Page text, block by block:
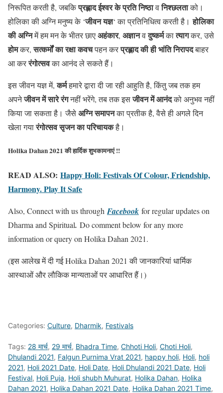
निरूपित करती है, जबकिप्रह्लादईश्वर के प्रति निष्ठावनिश्छलताको।
होलिका की अग्नि मनुष्य के ‘जीवन यज्ञ‘ का प्रतिनिधित्व करती है।होलिका
की अग्निमें हम मन के भीतर छाएअहंकार, अज्ञानवदुष्कर्मकात्यागकर, उसे
होमकर,सत्कर्मों का रक्षा कवचपहन करप्रह्लाद की ही भांति निरापदबाहर
आ कररंगोत्सवका आनंद ले सकते हैं।
इस जीवन यज्ञ में,कर्महमारे द्वारा दी जा रही आहुति है, किंतु जब तक हम
अपनेजीवन में सारे रंगनहीं भरेंगे, तब तक इसजीवन में आनंदको अनुभव नहीं
किया जा सकता है। जैसेअग्निसमापनका प्रतीक है, वैसे ही अगले दिन
खेला गयारंगोत्सवसृजन का परिचायकहै।
Holika Dahan 2021 की हार्दिक शुभकामनाएं !!
READ ALSO: Happy Holi: Festivals Of Colour, Friendship,
Harmony. Play It Safe
Also, Connect with us through Facebook for regular updates on
Dharma and Spiritual. Do comment below for any more
information or query on Holika Dahan 2021.
(इस आलेख में दी गई Holika Dahan 2021 की जानकारियां धार्मिक
आस्थाओं और लौकिक मान्यताओं पर आधारित हैं।)
Categories: Culture, Dharmik, Festivals
Tags: 28 मार्च, 29 मार्च, Bhadra Time, Chhoti Holi, Choti Holi,
Dhulandi 2021, Falgun Purnima Vrat 2021, happy holi, Holi, holi
2021, Holi 2021 Date, Holi Date, Holi Dhulandi 2021 Date, Holi
Festival, Holi Puja, Holi shubh Muhurat, Holika Dahan, Holika
Dahan 2021, Holika Dahan 2021 Date, Holika Dahan 2021 Time,